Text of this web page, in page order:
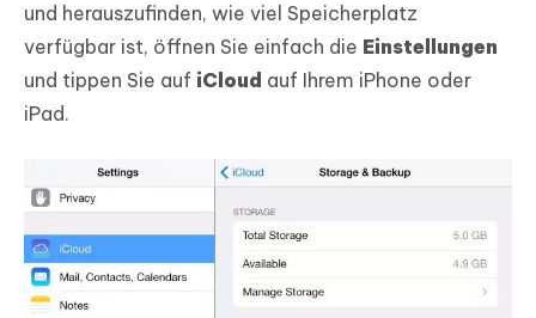
und herauszufinden, wie viel Speicherplatz
verfügbar ist, öffnen Sie einfach die Einstellungen
und tippen Sie auf iCloud auf Ihrem iPhone oder
iPad.